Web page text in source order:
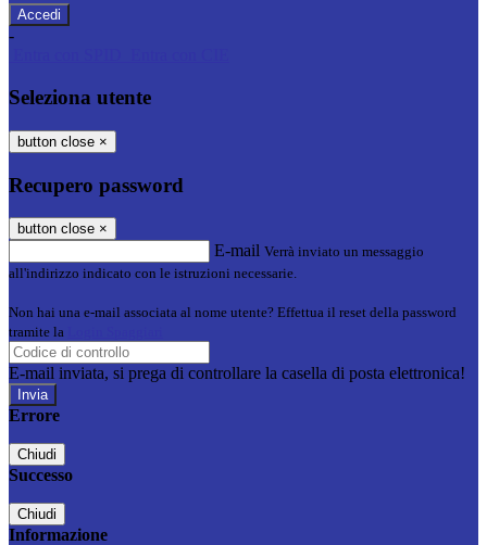
-
Seleziona utente
button close ×
Recupero password
button close ×
E-mail Verrà inviato un messaggio
all'indirizzo indicato con le istruzioni necessarie.
Non hai una e-mail associata al nome utente? Effettua il reset della password
tramite la
E-mail inviata, si prega di controllare la casella di posta elettronica!
Errore
Chiudi
Successo
Chiudi
Informazione